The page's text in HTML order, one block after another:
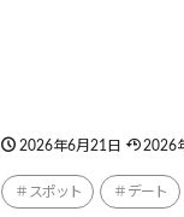
2026年6月21日 2026
スポット デート